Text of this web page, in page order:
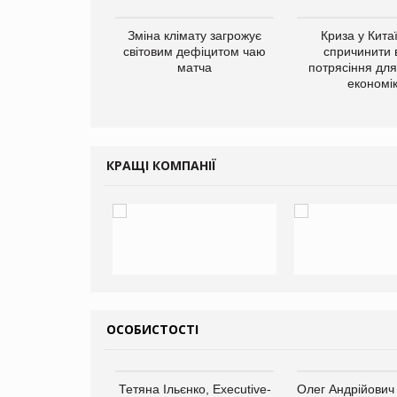
Зміна клімату загрожує
світовим дефіцитом чаю
матча
Криза у
спричинити
потрясіння для
КРАЩІ КОМПАНІЇ
ОСОБИСТОСТІ
Тетяна Ільєнко, Executive- Олег